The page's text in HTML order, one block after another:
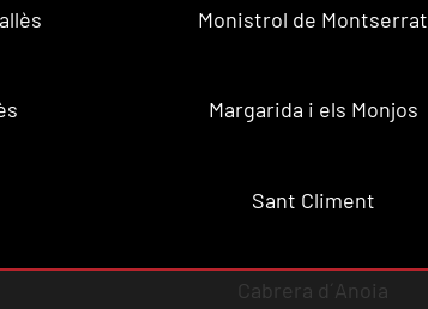
Monistrol de Montserrat
Margarida i els Monjos
Sant Climent
Cabrera d´Anoia